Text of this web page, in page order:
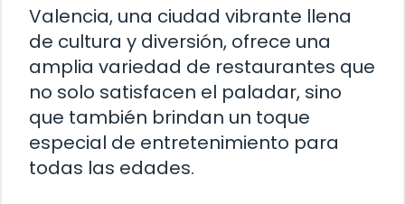
Valencia, una ciudad vibrante llena
de cultura y diversión, ofrece una
amplia variedad de restaurantes que
no solo satisfacen el paladar, sino
que también brindan un toque
especial de entretenimiento para
todas las edades.